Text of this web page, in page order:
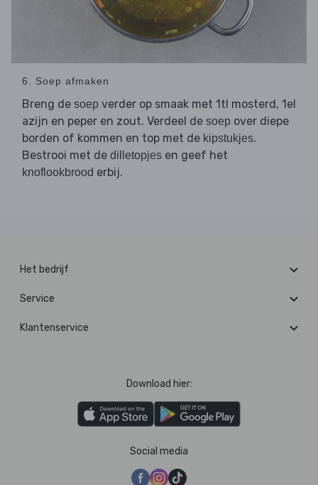
6. Soep afmaken
Breng de soep verder op smaak met 1tl mosterd, 1el
azijn en peper en zout. Verdeel de soep over diepe
borden of kommen en top met de kipstukjes.
Bestrooi met de dilletopjes en geef het
knoflookbrood erbij.
Het bedrijf
Service
Klantenservice
Download hier:
Social media